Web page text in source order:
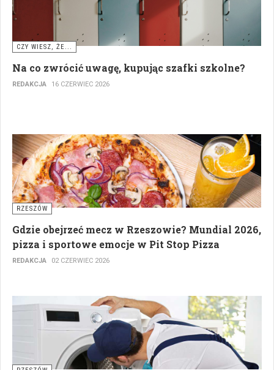
koncentracja powinny iść na zadania priorytetowe, a nie na
zastanawianie się, co ugotować na kolację.
CZY WIESZ, ŻE...
Na co zwrócić uwagę, kupując szafki szkolne?
REDAKCJA 16 CZERWIEC 2026
RZESZÓW
Gdzie obejrzeć mecz w Rzeszowie? Mundial 2026,
pizza i sportowe emocje w Pit Stop Pizza
REDAKCJA 02 CZERWIEC 2026